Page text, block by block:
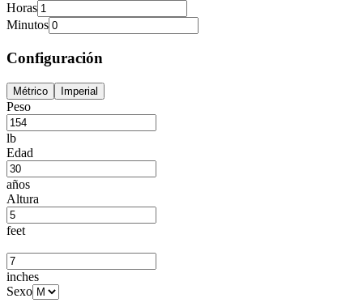
Horas
Minutos
Configuración
Métrico Imperial
Peso
lb
Edad
años
Altura
feet
inches
Sexo